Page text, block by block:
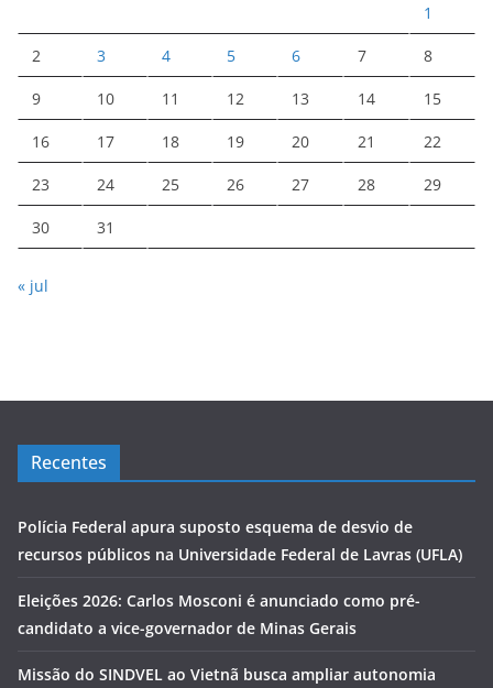
1
2 3 4 5 6 7 8
9 10 11 12 13 14 15
16 17 18 19 20 21 22
23 24 25 26 27 28 29
30 31
« jul
Recentes
Polícia Federal apura suposto esquema de desvio de
recursos públicos na Universidade Federal de Lavras (UFLA)
Eleições 2026: Carlos Mosconi é anunciado como pré-
candidato a vice-governador de Minas Gerais
Missão do SINDVEL ao Vietnã busca ampliar autonomia